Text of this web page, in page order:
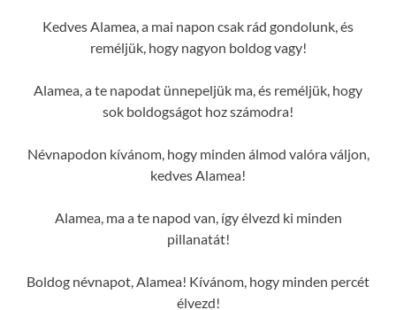
Kedves Alamea, a mai napon csak rád gondolunk, és
reméljük, hogy nagyon boldog vagy!
Alamea, a te napodat ünnepeljük ma, és reméljük, hogy
sok boldogságot hoz számodra!
Névnapodon kívánom, hogy minden álmod valóra váljon,
kedves Alamea!
Alamea, ma a te napod van, így élvezd ki minden
pillanatát!
Boldog névnapot, Alamea! Kívánom, hogy minden percét
élvezd!